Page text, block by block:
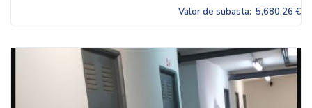
Valor de subasta: 5,680.26 €